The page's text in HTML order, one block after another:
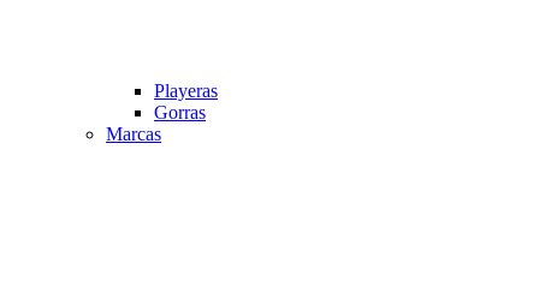
Playeras
Gorras
Marcas